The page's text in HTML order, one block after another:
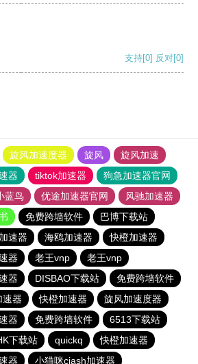
支持[0] 反对[0]
旋风加速度器 旋风
旋风加速
器 tiktok加速器
狗急加速器官网
蓝鸟 优途加速器官网
风驰加速器
免费跨墙软件
巴博下载站
速器 海鸥加速器
快橙加速器
器 老王vnp
老王vnp
器 DISBAO下载站
免费跨墙软件
速器 快橙加速器
旋风加速度器
器 免费跨墙软件
6513下载站
下载站 quickq
快橙加速器
器 小猫咪ciash加速器